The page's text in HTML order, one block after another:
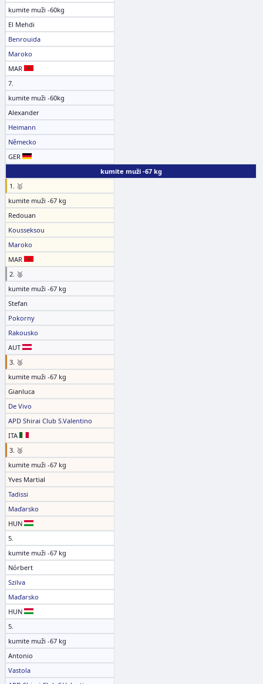
kumite muži -60kg
El Mehdi
Benrouida
Maroko
MAR
7.
kumite muži -60kg
Alexander
Heimann
Německo
GER
kumite muži -67 kg
1. 🥇
kumite muži -67 kg
Redouan
Kousseksou
Maroko
MAR
2. 🥈
kumite muži -67 kg
Stefan
Pokorny
Rakousko
AUT
3. 🥉
kumite muži -67 kg
Gianluca
De Vivo
APD Shirai Club S.Valentino
ITA
3. 🥉
kumite muži -67 kg
Yves Martial
Tadissi
Maďarsko
HUN
5.
kumite muži -67 kg
Nórbert
Szilva
Maďarsko
HUN
5.
kumite muži -67 kg
Antonio
Vastola